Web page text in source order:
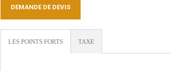
DEMANDE DE DEVIS
LES POINTS FORTS TAXE